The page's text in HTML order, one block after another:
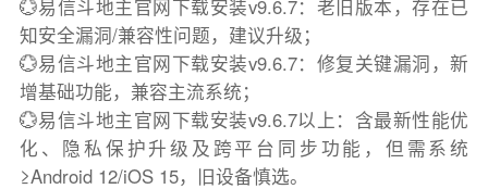
💮易信斗地主官网下载安装v9.6.7：老旧版本，存在已
知安全漏洞/兼容性问题，建议升级；
💮易信斗地主官网下载安装v9.6.7：修复关键漏洞，新
增基础功能，兼容主流系统；
💮易信斗地主官网下载安装v9.6.7以上：含最新性能优
化、隐私保护升级及跨平台同步功能，但需系统
≥Android 12/iOS 15，旧设备慎选。